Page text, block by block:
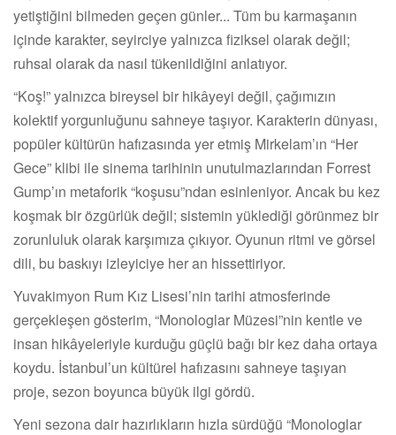
yetiştiğini bilmeden geçen günler... Tüm bu karmaşanın
içinde karakter, seyirciye yalnızca fiziksel olarak değil;
ruhsal olarak da nasıl tükenildiğini anlatıyor.
“Koş!” yalnızca bireysel bir hikâyeyi değil, çağımızın
kolektif yorgunluğunu sahneye taşıyor. Karakterin dünyası,
popüler kültürün hafızasında yer etmiş Mirkelam’ın “Her
Gece” klibi ile sinema tarihinin unutulmazlarından Forrest
Gump’ın metaforik “koşusu”ndan esinleniyor. Ancak bu kez
koşmak bir özgürlük değil; sistemin yüklediği görünmez bir
zorunluluk olarak karşımıza çıkıyor. Oyunun ritmi ve görsel
dili, bu baskıyı izleyiciye her an hissettiriyor.
Yuvakimyon Rum Kız Lisesi’nin tarihi atmosferinde
gerçekleşen gösterim, “Monologlar Müzesi”nin kentle ve
insan hikâyeleriyle kurduğu güçlü bağı bir kez daha ortaya
koydu. İstanbul’un kültürel hafızasını sahneye taşıyan
proje, sezon boyunca büyük ilgi gördü.
Yeni sezona dair hazırlıkların hızla sürdüğü “Monologlar